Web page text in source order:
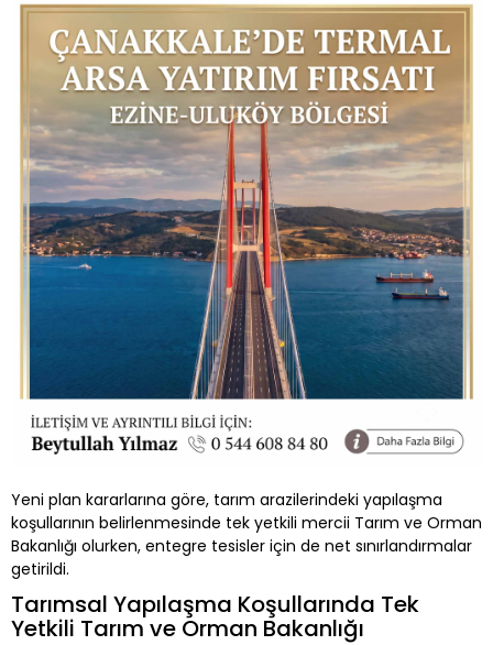
Yeni plan kararlarına göre, tarım arazilerindeki yapılaşma
koşullarının belirlenmesinde tek yetkili mercii Tarım ve Orman
Bakanlığı olurken, entegre tesisler için de net sınırlandırmalar
getirildi.
Tarımsal Yapılaşma Koşullarında Tek
Yetkili Tarım ve Orman Bakanlığı